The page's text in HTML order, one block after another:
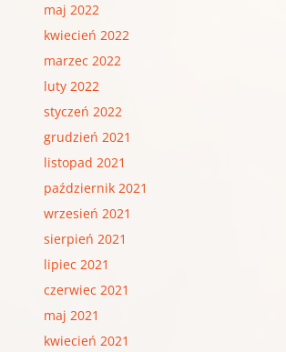
maj 2022
kwiecień 2022
marzec 2022
luty 2022
styczeń 2022
grudzień 2021
listopad 2021
październik 2021
wrzesień 2021
sierpień 2021
lipiec 2021
czerwiec 2021
maj 2021
kwiecień 2021